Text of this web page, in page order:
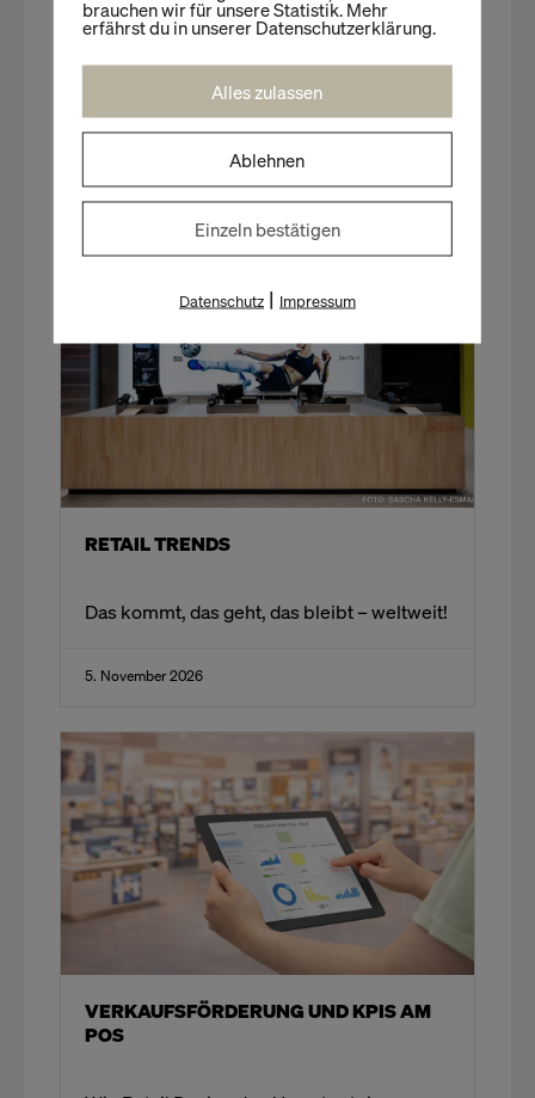
Lebensbereichen, mit der Möglichkeit
gesammelte Meilen dort gegen Produkte
einzulösen.
NEUE IMPULSE GESUCHT?
Unser Programm | Ausgewählte Veranstaltungen
RETAIL TRENDS
Das kommt, das geht, das bleibt – weltweit!​
5. November 2026
VERKAUFSFÖRDERUNG UND KPIS AM
POS
brauchen wir für unsere Statistik. Mehr
erfährst du in unserer Datenschutzerklärung.
Alles zulassen
Ablehnen
Einzeln bestätigen
Datenschutz| Impressum